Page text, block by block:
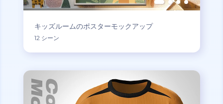
キッズルームのポスターモックアップ
12 シーン